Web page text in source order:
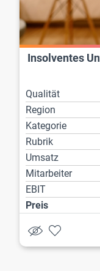
Insolventes
Qualität
Region
Kategorie
Rubrik
Umsatz
Mitarbeiter
EBIT
Preis